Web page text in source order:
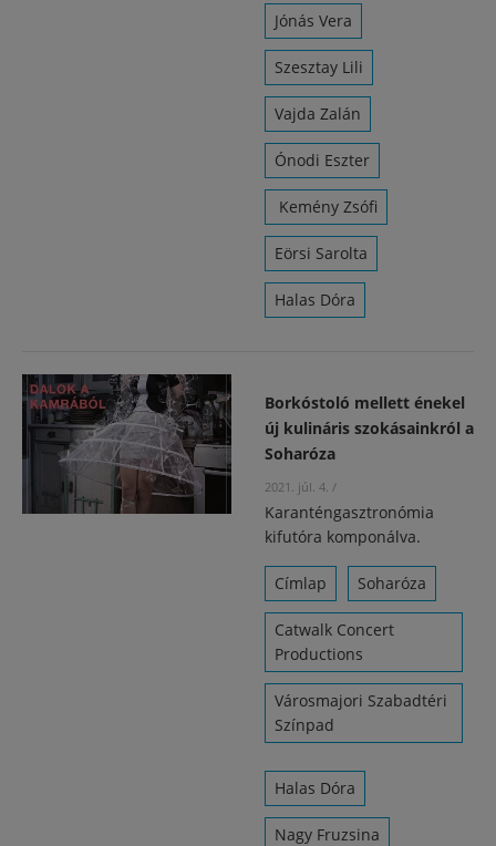
Jónás Vera
Szesztay Lili
Vajda Zalán
Ónodi Eszter
Kemény Zsófi
Eörsi Sarolta
Halas Dóra
Borkóstoló mellett énekel
új kulináris szokásainkról a
Soharóza
2021. júl. 4. /
Karanténgasztronómia
kifutóra komponálva.
Címlap Soharóza
Catwalk Concert
Productions
Városmajori Szabadtéri
Színpad
Halas Dóra
Nagy Fruzsina